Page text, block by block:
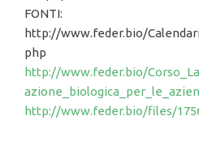
FONTI:
http://www.feder.bio/
php
http://www.feder.bio/
http://www.feder.bio/files/